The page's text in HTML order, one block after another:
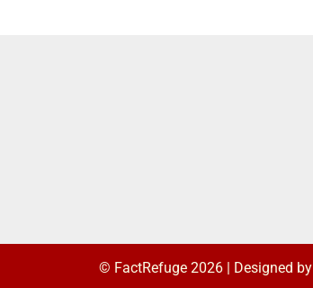
© FactRefuge 2026 | Designed by